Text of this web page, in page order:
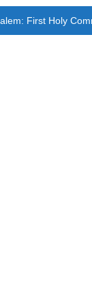
First Holy